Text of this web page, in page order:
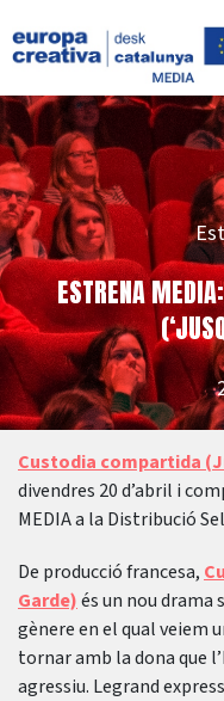
ESTRENA
Custodia compartida
divendres 20 d’abril i
MEDIA a la Distribució
De producció francesa,
Garde)és un nou drama
gènere en el qual veiem
tornar amb la dona que
agressiu. Legrand